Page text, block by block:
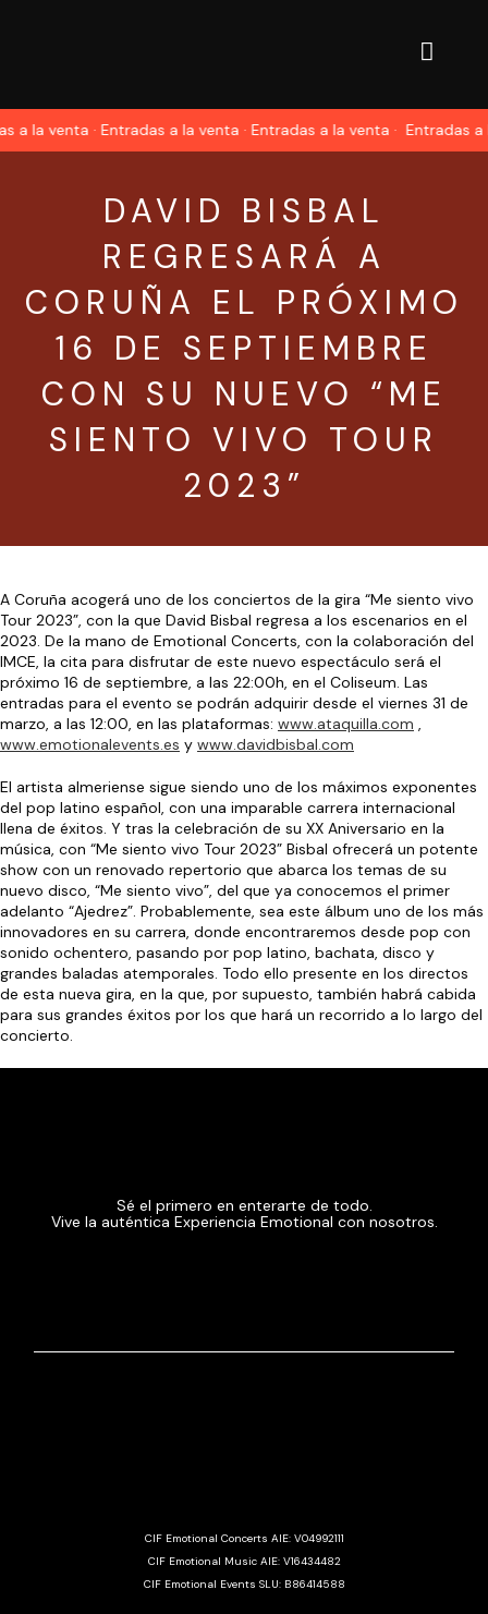
a la venta · Entradas a la venta · Entradas a la venta · Entradas a
DAVID BISBAL
REGRESARÁ A
CORUÑA EL PRÓXIMO
16 DE SEPTIEMBRE
CON SU NUEVO “ME
SIENTO VIVO TOUR
2023”
A Coruña acogerá uno de los conciertos de la gira “Me siento vivo
Tour 2023”, con la que David Bisbal regresa a los escenarios en el
2023. De la mano de Emotional Concerts, con la colaboración del
IMCE, la cita para disfrutar de este nuevo espectáculo será el
próximo 16 de septiembre, a las 22:00h, en el Coliseum. Las
entradas para el evento se podrán adquirir desde el viernes 31 de
marzo, a las 12:00, en las plataformas: www.ataquilla.com ,
www.emotionalevents.es y www.davidbisbal.com
El artista almeriense sigue siendo uno de los máximos exponentes
del pop latino español, con una imparable carrera internacional
llena de éxitos. Y tras la celebración de su XX Aniversario en la
música, con “Me siento vivo Tour 2023” Bisbal ofrecerá un potente
show con un renovado repertorio que abarca los temas de su
nuevo disco, “Me siento vivo”, del que ya conocemos el primer
adelanto “Ajedrez”. Probablemente, sea este álbum uno de los más
innovadores en su carrera, donde encontraremos desde pop con
sonido ochentero, pasando por pop latino, bachata, disco y
grandes baladas atemporales. Todo ello presente en los directos
de esta nueva gira, en la que, por supuesto, también habrá cabida
para sus grandes éxitos por los que hará un recorrido a lo largo del
concierto.
Sé el primero en enterarte de todo.
Vive la auténtica Experiencia Emotional con nosotros.
CIF Emotional Concerts AIE: V04992111
CIF Emotional Music AIE: V16434482
CIF Emotional Events SLU: B86414588